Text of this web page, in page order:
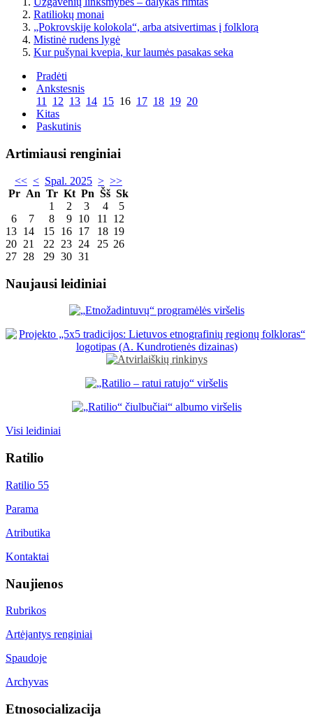
Ratiliokų monai
„Pokrovskije kolokola“, arba atsivertimas į folklorą
Mistinė rudens lygė
Kur pušynai kvepia, kur laumės pasakas seka
Pradėti
Ankstesnis
11 12 13 14 15 16 17 18 19 20
Kitas
Paskutinis
Artimiausi renginiai
<< < Spal. 2025 > >>
Pr An Tr Kt Pn Šš Sk
1
2 3 4
5
6
7 8 9 10 11
12
13 14 15 16 17 18 19
20 21 22 23 24 25 26
27 28 29 30 31
Naujausi leidiniai
Visi leidiniai
Ratilio
Ratilio 55
Parama
Atributika
Kontaktai
Naujienos
Rubrikos
Artėjantys renginiai
Spaudoje
Archyvas
Etnosocializacija